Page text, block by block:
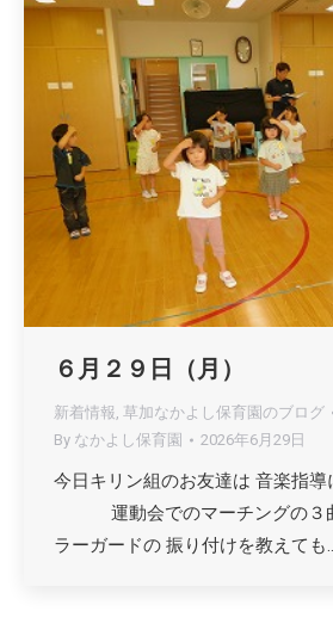
６月２９日（月）
新着情報, 草加なかよし保育園のブログ
By なかよし保育園 2026年6月29日
今日キリン組のお友達は 音楽指
運動会でのマーチングの３曲
ラーガードの 振り付けを教えても